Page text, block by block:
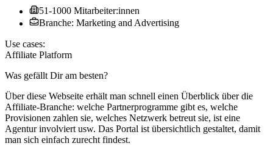
51-1000 Mitarbeiter:innen
Branche: Marketing and Advertising
Use cases:
Affiliate Platform
Was gefällt Dir am besten?
Über diese Webseite erhält man schnell einen Überblick über die
Affiliate-Branche: welche Partnerprogramme gibt es, welche
Provisionen zahlen sie, welches Netzwerk betreut sie, ist eine
Agentur involviert usw. Das Portal ist übersichtlich gestaltet, damit
man sich einfach zurecht findest.